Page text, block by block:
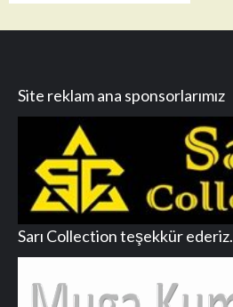
Site reklam ana sponsorlarımız
Sarı Collection teşekkür ederiz.